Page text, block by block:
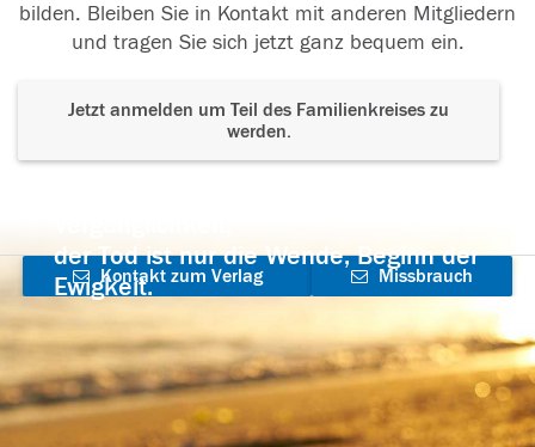
bilden. Bleiben Sie in Kontakt mit anderen Mitgliedern
und tragen Sie sich jetzt ganz bequem ein.
Jetzt anmelden um Teil des Familienkreises zu
werden.
der Tod ist nur die Wende, Beginn der
Ewigkeit.
Kontakt zum Verlag
aufnehmen
Missbrauch